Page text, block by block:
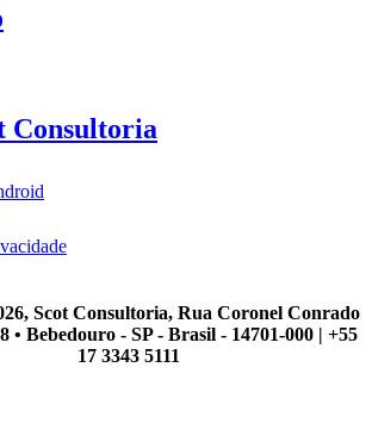
Consultoria
Scot Consultoria, Rua Coronel Conrado
• Bebedouro - SP - Brasil - 14701-000 | +55
17 3343 5111